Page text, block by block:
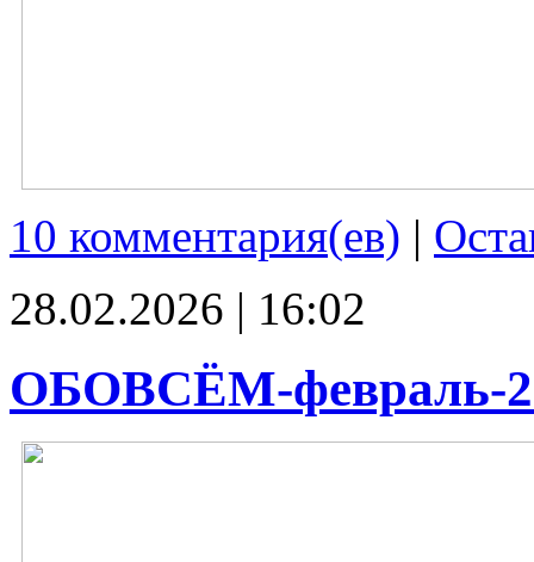
10 комментария(ев) |
28.02.2026 | 16:02
ОБОВСЁМ-февраль-